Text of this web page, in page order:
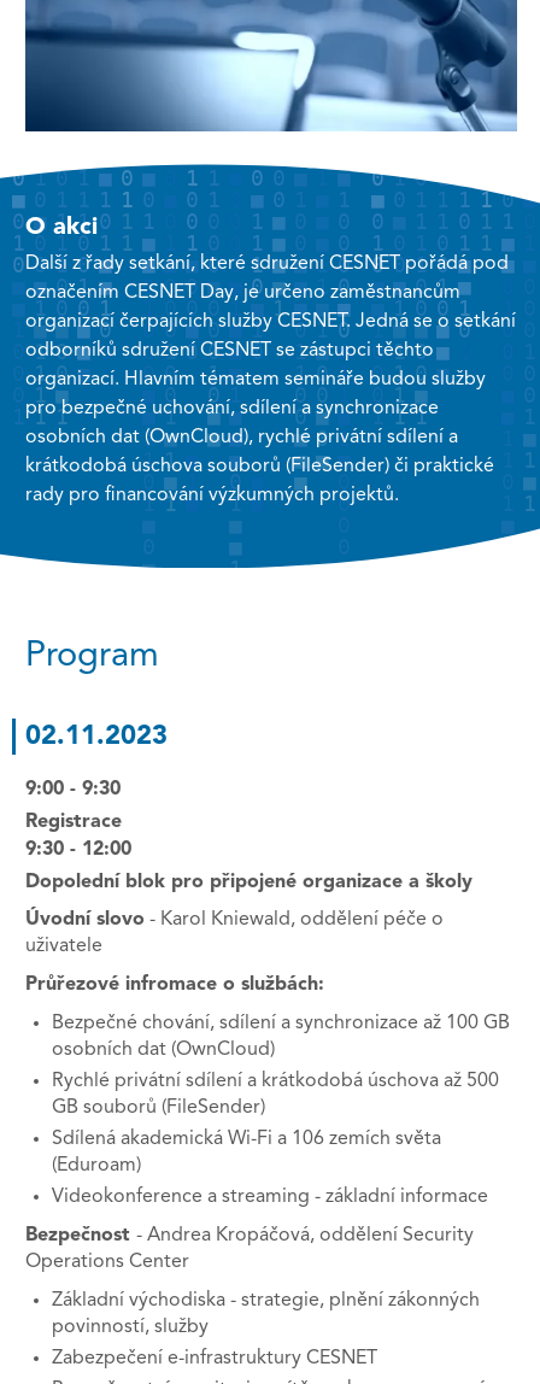
O akci
Další z řady setkání, které sdružení CESNET pořádá pod
označením CESNET Day, je určeno zaměstnancům
organizací čerpajících služby CESNET. Jedná se o setkání
odborníků sdružení CESNET se zástupci těchto
organizací. Hlavním tématem semináře budou služby
pro bezpečné uchování, sdílení a synchronizace
osobních dat (OwnCloud), rychlé privátní sdílení a
krátkodobá úschova souborů (FileSender) či praktické
rady pro financování výzkumných projektů.
Program
02.11.2023
9:00 - 9:30
Registrace
9:30 - 12:00
Dopolední blok pro připojené organizace a školy
Úvodní slovo - Karol Kniewald, oddělení péče o
uživatele
Průřezové infromace o službách:
Bezpečné chování, sdílení a synchronizace až 100 GB
osobních dat (OwnCloud)
Rychlé privátní sdílení a krátkodobá úschova až 500
GB souborů (FileSender)
Sdílená akademická Wi-Fi a 106 zemích světa
(Eduroam)
Videokonference a streaming - základní informace
Bezpečnost - Andrea Kropáčová, oddělení Security
Operations Center
Základní východiska - strategie, plnění zákonných
povinností, služby
Zabezpečení e-infrastruktury CESNET